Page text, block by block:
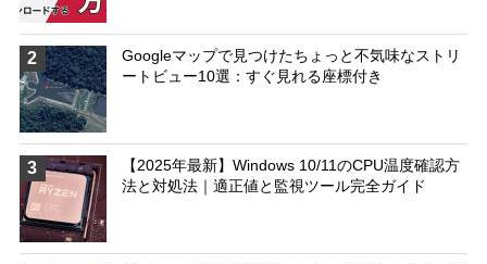
2
Googleマップで見つけたちょっと不気味なストリ
ートビュー10選：すぐ見れる座標付き
3
【2025年最新】Windows 10/11のCPU温度確認方
法と対処法｜適正値と監視ツール完全ガイド